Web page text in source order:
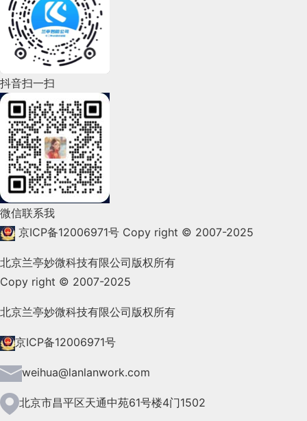
2022年6月(162)
2022年5月(143)
2022年4月(86)
2022年3月(119)
2022年2月(53)
2022年1月(99)
2021年12月(105)
2021年9月(153)
2021年8月(147)
2021年7月(149)
2021年6月(157)
2021年5月(124)
抖音扫一扫
微信联系我
京ICP备12006971号 Copy right © 2007-2025
北京兰亭妙微科技有限公司版权所有
Copy right © 2007-2025
北京兰亭妙微科技有限公司版权所有
京ICP备12006971号
weihua@lanlanwork.com
北京市昌平区天通中苑61号楼4门1502